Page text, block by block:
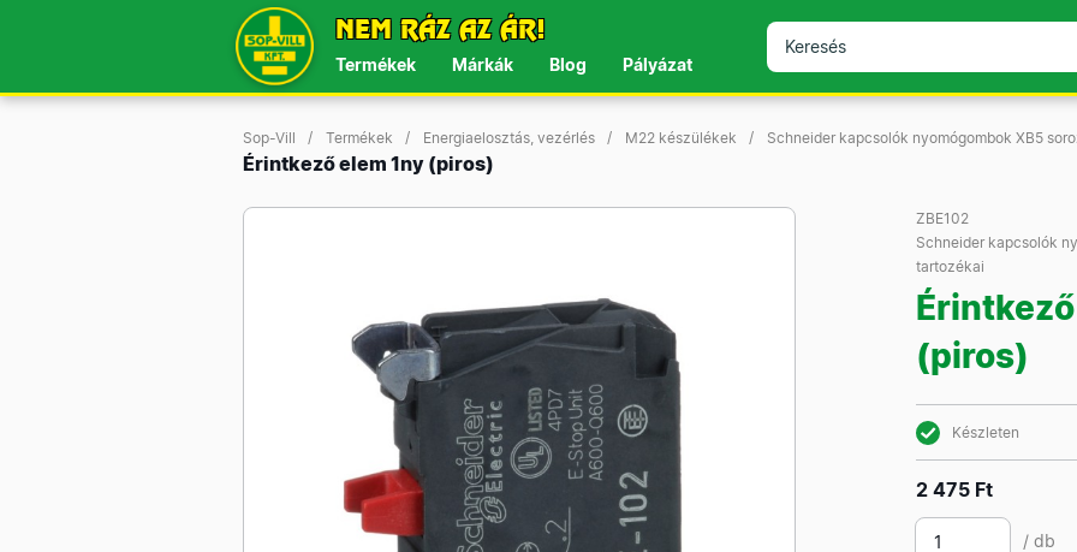
NEM RÁZ AZ ÁR!
Termékek Márkák Blog Pályázat
Sop-Vill Termékek Energiaelosztás, vezérlés M22 készülékek Schneider kapcsolók nyomógombok XB5
Érintkező elem 1ny (piros)
ZBE102
Schneider kapcsolók
tartozékai
(piros)
Készleten
2 475 Ft
/ db